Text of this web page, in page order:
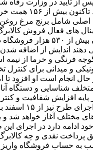
معاون وزیر افزود
اصلی شامل برنج مرغ
های فعال فروش
برابر شده و اکنون بیش از
دهند اندایش از اضافه شدن
فرنگی و خرما از نیمه
و میدانی برای کنترل
شناسایی و دستگاه
پایه افزایش شفافیت و
دارد مرحله سوم
مختلف آغاز خواهد شد و
ادامه دارد در اجرای
پرداخت نقدی و چه
به حساب فروشگاه